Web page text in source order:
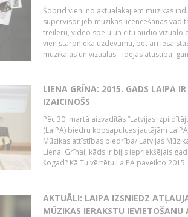
Šobrīd vieni no aktuālākajiem mūzikas
supervisor jeb mūzikas licencēšanas
treileru, video spēļu un citu audio vizuālo
vien starpnieka uzdevumu, bet arī
muzikālās un vizuālās - idejas attīstībā,
LIENA GRĪNA: 2015. GADS LAIPA
IZAICINOŠS
Pēc 30. martā aizvadītās “Latvijas
(LaIPA) biedru kopsapulces jautājām
Mūzikas attīstības biedrība/ Latvijas
Lienai Grīnai, kāds ir bijis iepriekšējais
šogad? Kā Tu vērtētu LaIPA paveikto 2015.
AKTUĀLI: LAIPA IZSNIEDZ
MŪZIKAS IERAKSTU IEVIETOŠANU